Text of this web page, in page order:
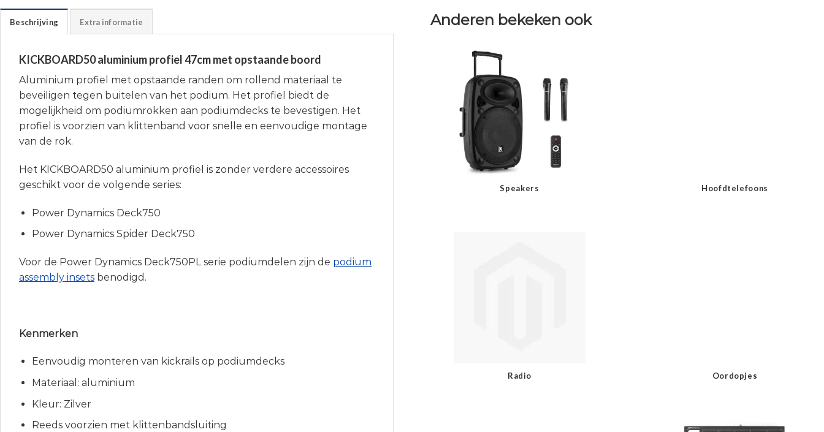
Beschrijving Extra informatie
KICKBOARD50 aluminium profiel 47cm met opstaande boord
Aluminium profiel met opstaande randen om rollend materiaal te
beveiligen tegen buitelen van het podium. Het profiel biedt de
mogelijkheid om podiumrokken aan podiumdecks te bevestigen. Het
profiel is voorzien van klittenband voor snelle en eenvoudige montage
van de rok.
Het KICKBOARD50 aluminium profiel is zonder verdere accessoires
geschikt voor de volgende series:
Power Dynamics Deck750
Power Dynamics Spider Deck750
Voor de Power Dynamics Deck750PL serie podiumdelen zijn de podium
assembly insets benodigd.
Kenmerken
Eenvoudig monteren van kickrails op podiumdecks
Materiaal: aluminium
Kleur: Zilver
Reeds voorzien met klittenbandsluiting
Anderen bekeken ook
Speakers Hoofdtelefoons
Radio Oordopjes